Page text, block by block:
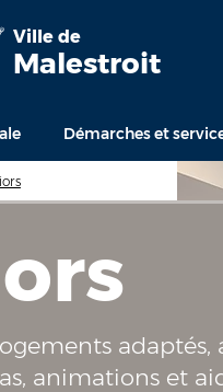
Ville de
Malestroit
Démarches et
animations et